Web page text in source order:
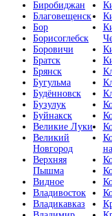
Биробиджан
Благовещенск
Бор
Борисоглебск
Боровичи
Братск
Брянск
Бугульма
Будённовск
Бузулук
Буйнакск
Великие Луки
Великий
Новгород
Верхняя
Пышма
Видное
Владивосток
Владикавказ